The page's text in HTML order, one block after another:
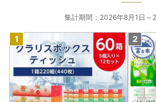
集計期間：2026年8月1日～